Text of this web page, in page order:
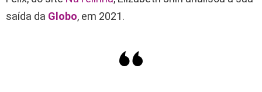
saída da Globo, em 2021.